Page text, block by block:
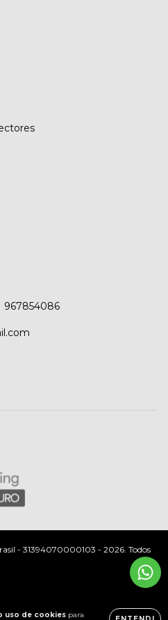
uso de cookies para
967854086
- 31394070000103 - 2026. Todos